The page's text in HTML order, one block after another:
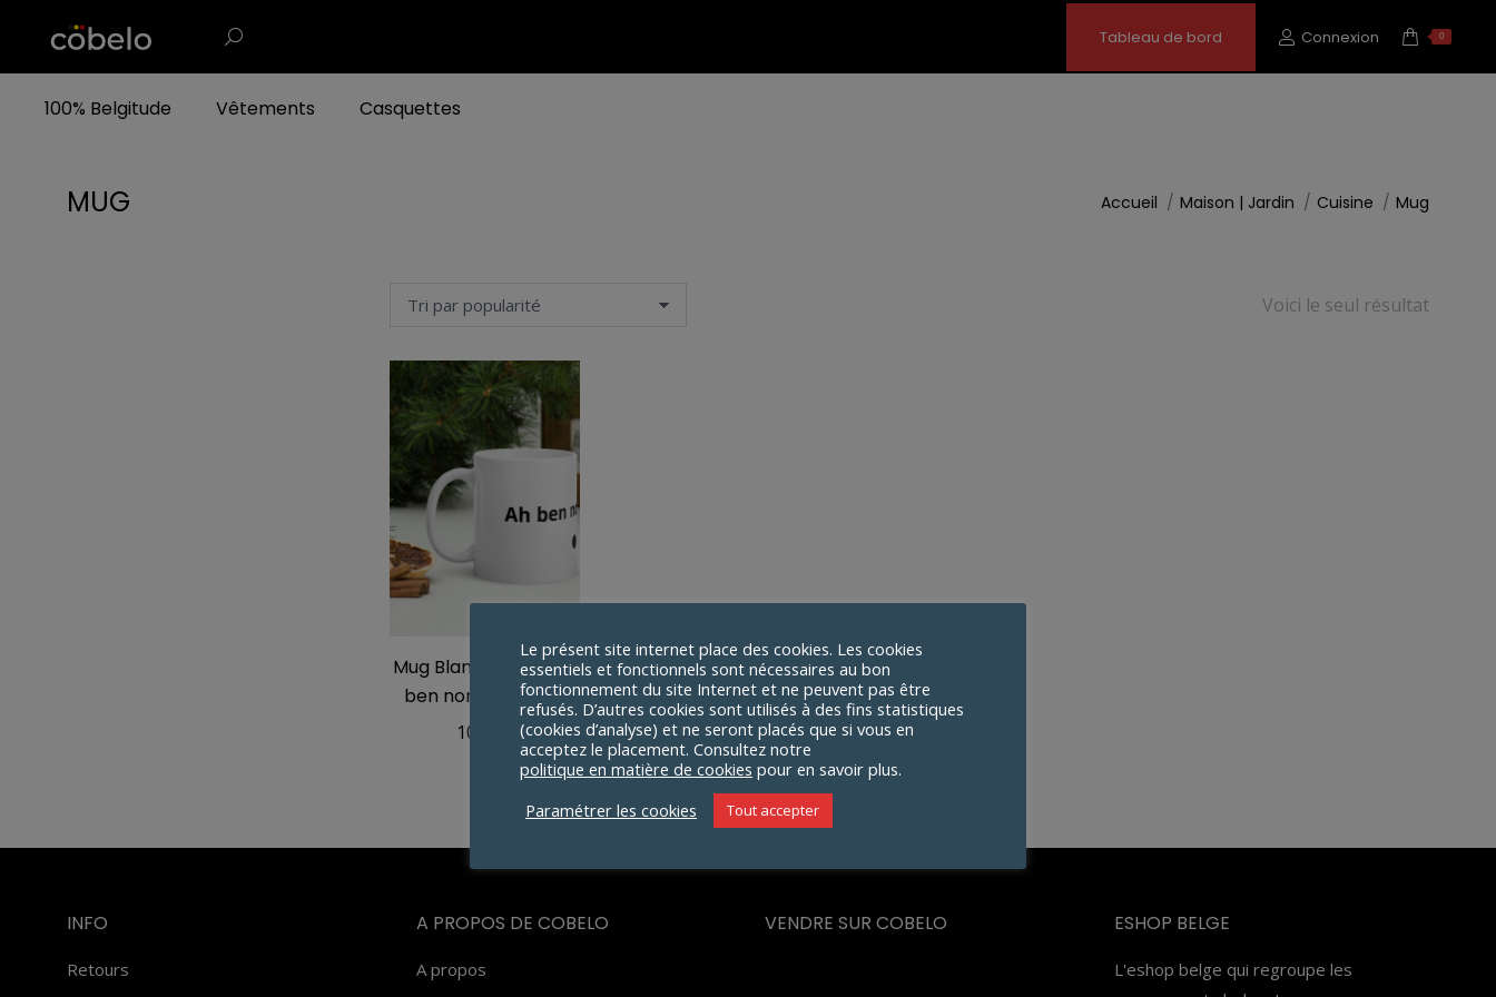
Tableau de bord Connexion 0
100% Belgitude Vêtements Casquettes
MUG Vous êtes ici :
Accueil Maison | Jardin Cuisine Mug
Voici le seul résultat
Mug Blanc Brillant Ah
ben non peut etre
10,00
INFO
Retours
A PROPOS DE COBELO
A propos
VENDRE SUR COBELO ESHOP BELGE
L'eshop belge qui regroupe les
Le présent site internet place des cookies. Les cookies
essentiels et fonctionnels sont nécessaires au bon
fonctionnement du site Internet et ne peuvent pas être
refusés. D’autres cookies sont utilisés à des fins statistiques
(cookies d’analyse) et ne seront placés que si vous en
acceptez le placement. Consultez notre
politique en matière de cookies pour en savoir plus.
Paramétrer les cookies
Tout accepter